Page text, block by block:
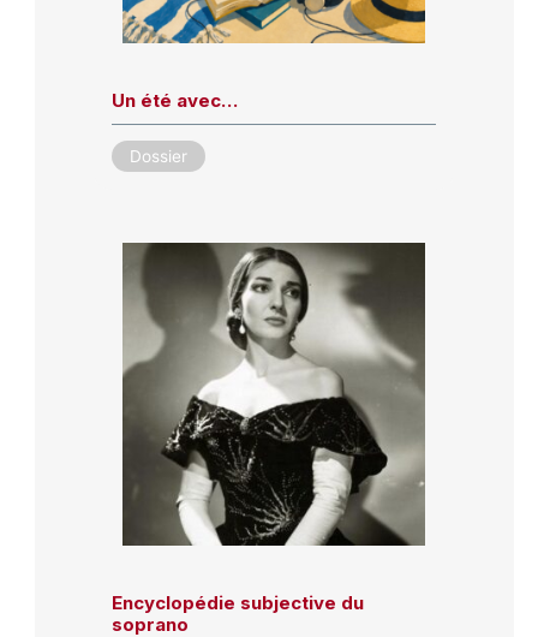
Un été avec…
Dossier
Encyclopédie subjective du
soprano